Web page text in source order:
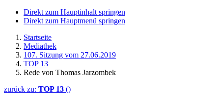
Direkt zum Hauptinhalt springen
Direkt zum Hauptmenü springen
Startseite
Mediathek
107. Sitzung vom 27.06.2019
TOP 13
Rede von Thomas Jarzombek
zurück zu: TOP 13 ()